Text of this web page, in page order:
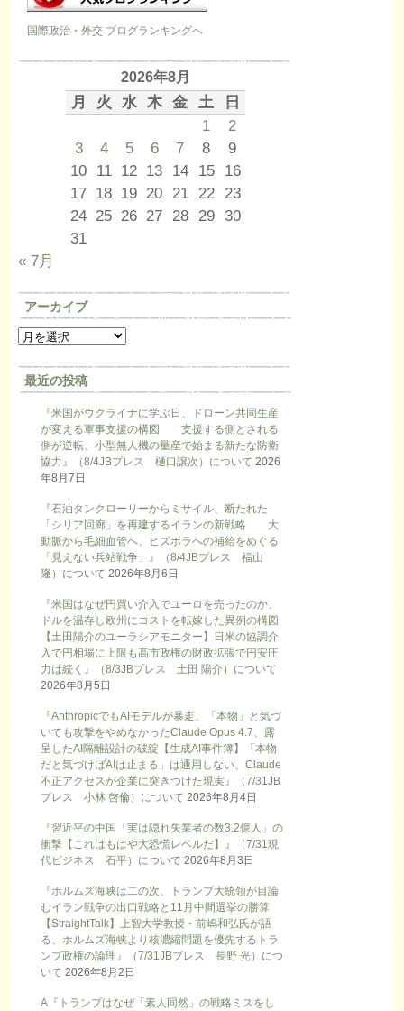
国際政治・外交 ブログランキングへ
2026年8月
月 火 水 木 金 土
日
1
2
3
4 5 6 7 8
9
10 11 12 13 14 15
16
17 18 19 20 21 22
23
24 25 26 27 28 29 30
31
« 7月
アーカイブ
最近の投稿
『米国がウクライナに学ぶ日、ドローン共同生産
が変える軍事支援の構図 支援する側とされる
側が逆転、小型無人機の量産で始まる新たな防衛
協力』（8/4JBプレス 樋口譲次）について 2026
年8月7日
『石油タンクローリーからミサイル、断たれた
「シリア回廊」を再建するイランの新戦略 大
動脈から毛細血管へ、ヒズボラへの補給をめぐる
「見えない兵站戦争」』（8/4JBプレス 福山
隆）について 2026年8月6日
『米国はなぜ円買い介入でユーロを売ったのか、
ドルを温存し欧州にコストを転嫁した異例の構図
【土田陽介のユーラシアモニター】日米の協調介
入で円相場に上限も高市政権の財政拡張で円安圧
力は続く』（8/3JBプレス 土田 陽介）について
2026年8月5日
『AnthropicでもAIモデルが暴走、「本物」と気づ
いても攻撃をやめなかったClaude Opus 4.7、露
呈したAI隔離設計の破綻【生成AI事件簿】「本物
だと気づけばAIは止まる」は通用しない、Claude
不正アクセスが企業に突きつけた現実』（7/31JB
プレス 小林 啓倫）について 2026年8月4日
『習近平の中国「実は隠れ失業者の数3.2億人」の
衝撃【これはもはや大恐慌レベルだ】』（7/31現
代ビジネス 石平）について 2026年8月3日
『ホルムズ海峡は二の次、トランプ大統領が目論
むイラン戦争の出口戦略と11月中間選挙の勝算
【StraightTalk】上智大学教授・前嶋和弘氏が語
る、ホルムズ海峡より核濃縮問題を優先するトラ
ンプ政権の論理』（7/31JBプレス 長野 光）につ
いて 2026年8月2日
A『トランプはなぜ「素人同然」の戦略ミスをし